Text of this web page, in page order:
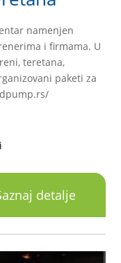
namenjen
i firmama. U
teretana,
paketi za
detalje